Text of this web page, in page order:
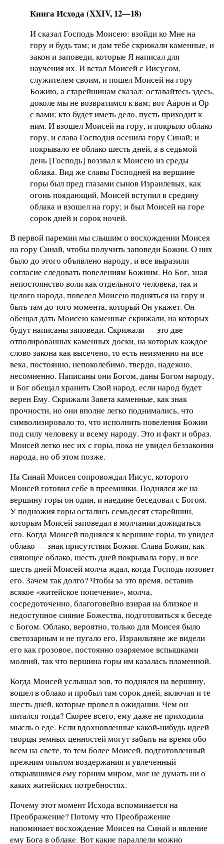
Книга Исхода (XXIV, 12—18)
И сказал Господь Моисею: взойди ко Мне на
гору и будь там; и дам тебе скрижали каменные, и
закон и заповеди, которые Я написал для
научения их. И встал Моисей с Иисусом,
служителем своим, и пошел Моисей на гору
Божию, а старейшинам сказал: оставайтесь здесь,
доколе мы не возвратимся к вам; вот Аарон и Ор
с вами; кто будет иметь дело, пусть приходит к
ним. И взошел Моисей на гору, и покрыло облако
гору, и слава Господня осенила гору Синай; и
покрывало ее облако шесть дней, а в седьмой
день [Господь] воззвал к Моисею из среды
облака. Вид же славы Господней на вершине
горы был пред глазами сынов Израилевых, как
огонь поядающий. Моисей вступил в средину
облака и взошел на гору; и был Моисей на горе
сорок дней и сорок ночей.
В первой паремии мы слышим о восхождении Моисея
на гору Синай, чтобы получить заповеди Божии. О них
было до этого объявлено народу, и все выразили
согласие следовать повелениям Божиим. Но Бог, зная
непостоянство воли как отдельного человека, так и
целого народа, повелел Моисею подняться на гору и
быть там до того момента, который Он укажет. Он
обещал дать Моисею каменные скрижали, на которых
будут написаны заповеди. Скрижали — это две
отполированных каменных доски, на которых каждое
слово закона как высечено, то есть неизменно на все
века, постоянно, непоколебимо, твердо, надежно,
несомненно. Написаны они Богом, даны Богом народу,
и Бог обещал хранить Свой народ, если народ будет
верен Ему. Скрижали Завета каменные, как знак
прочности, но они вполне легко поднимались, что
символизировало то, что исполнить повеления Божии
под силу человеку и всему народу. Это и факт и образ.
Моисей легко нес их с горы, пока не увидел беззакония
народа, но об этом позже.
На Синай Моисея сопровождал Иисус, которого
Моисей готовил себе в преемники. Поднялся же на
вершину горы он один, и наедине беседовал с Богом.
У подножия горы остались семьдесят старейшин,
которым Моисей заповедал в молчании дожидаться
его. Когда Моисей поднялся к вершине горы, то увидел
облако — знак присутствия Божия. Слава Божия, как
сияющее облако, шесть дней покрывала гору, и все
шесть дней Моисей молча ждал, когда Господь позовет
его. Зачем так долго? Чтобы за это время, оставив
всякое «житейское попечение», молча,
сосредоточенно, благоговейно взирая на близкое и
недоступное сияние Божества, подготовиться к беседе
с Богом. Облако, вероятно, только для Моисея было
светозарным и не пугало его. Израильтяне же видели
его как грозовое, постоянно озаряемое вспышками
молний, так что вершина горы им казалась пламенной.
Когда Моисей услышал зов, то поднялся на вершину,
вошел в облако и пробыл там сорок дней, включая и те
шесть дней, которые провел в ожидании. Чем он
питался тогда? Скорее всего, ему даже не приходила
мысль о еде. Если вдохновленные какой-нибудь идеей
творцы земных ценностей могут забыть на время обо
всем на свете, то тем более Моисей, подготовленный
прежним опытом воздержания и увлеченный
открывшимся ему горним миром, мог не думать ни о
каких житейских потребностях.
Почему этот момент Исхода вспоминается на
Преображение? Потому что Преображение
напоминает восхождение Моисея на Синай и явление
ему Бога в облаке. Вот какие параллели можно